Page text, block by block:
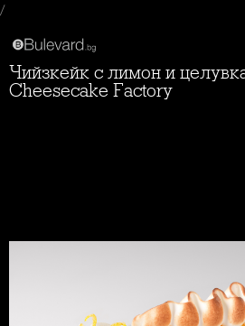
/
Чийзкейк с лимон и целувка от The
Cheesecake Factory